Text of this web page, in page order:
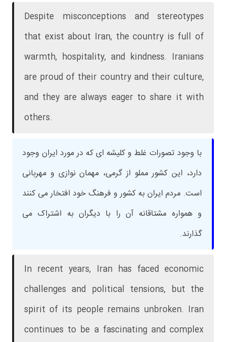
Despite misconceptions and stereotypes
that exist about Iran, the country is full of
warmth, hospitality, and kindness. Iranians
are proud of their country and their culture,
and they are always eager to share it with
others.
با وجود تصورات غلط و کلیشه ای که در مورد ایران وجود
دارد، این کشور مملو از گرمی، مهمان نوازی و مهربانی
است. مردم ایران به کشور و فرهنگ خود افتخار می کنند
و همواره مشتاقانه آن را با دیگران به اشتراک می
گذارند.
In recent years, Iran has faced economic
challenges and political tensions, but the
spirit of its people remains unbroken. Iran
continues to be a fascinating and complex